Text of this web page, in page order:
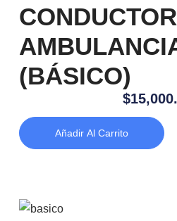
CONDUCTOR
(BÁSICO)
$
Añadir Al Carrito